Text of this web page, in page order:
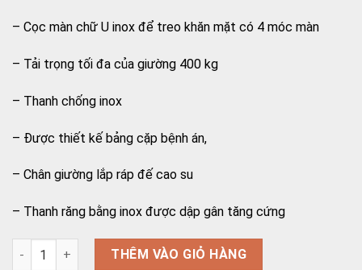
– Cọc màn chữ U inox để treo khăn mặt có 4 móc màn
– Tải trọng tối đa của giường 400 kg
– Thanh chống inox
– Được thiết kế bảng cặp bệnh án,
– Chân giường lắp ráp đế cao su
– Thanh răng bằng inox được dập gân tăng cứng
Giường Inox thường số lượngTHÊM VÀO GIỎ HÀNG